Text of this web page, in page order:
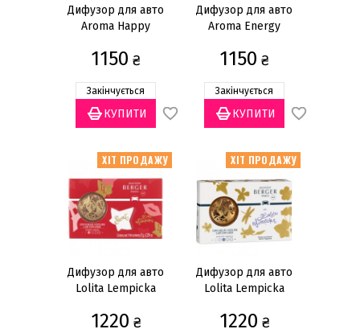
Дифузор для авто
Aroma Happy
1150 ₴
Закінчується
Дифузор для авто
Aroma Energy
1150 ₴
Закінчується
ХІТ ПРОДАЖУ
Дифузор для авто
Lolita Lempicka
1220 ₴
ХІТ ПРОДАЖУ
Дифузор для авто
Lolita Lempicka
1220 ₴